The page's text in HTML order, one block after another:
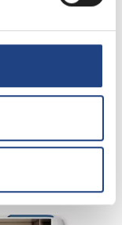
Queensbett